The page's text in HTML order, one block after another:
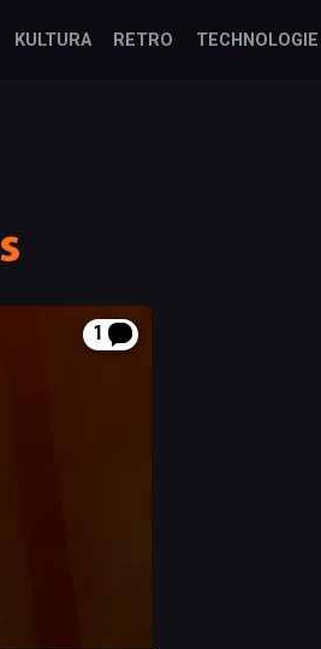
KULTURA RETRO TECHNOLOGIE
1